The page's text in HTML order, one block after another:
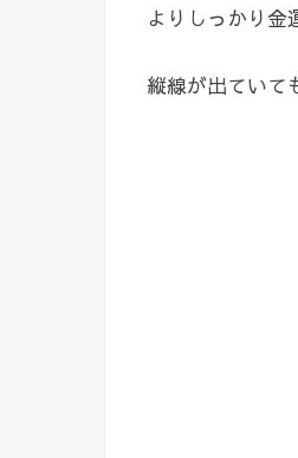
よりしっかり金
縦線が出ていて